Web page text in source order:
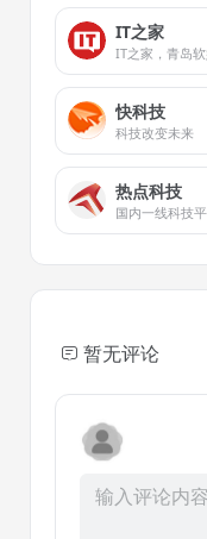
IT之家
快科技
科技改变未来
热点科技
暂无评论